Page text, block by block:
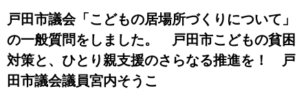
戸田市議会「こどもの居場所づくりについて」
の一般質問をしました。 戸田市こどもの貧困
対策と、ひとり親支援のさらなる推進を！ 戸
田市議会議員宮内そうこ